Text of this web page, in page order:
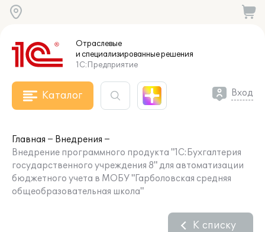
Отраслевые
и специализированныерешения
1С:Предприятие
Каталог Вход
Главная
Внедрения
Внедрение программного продукта "1С:Бухгалтерия
государственного учреждения 8" для автоматизации
бюджетного учета в МОБУ "Гарболовская средняя
общеобразовательная школа"
К списку